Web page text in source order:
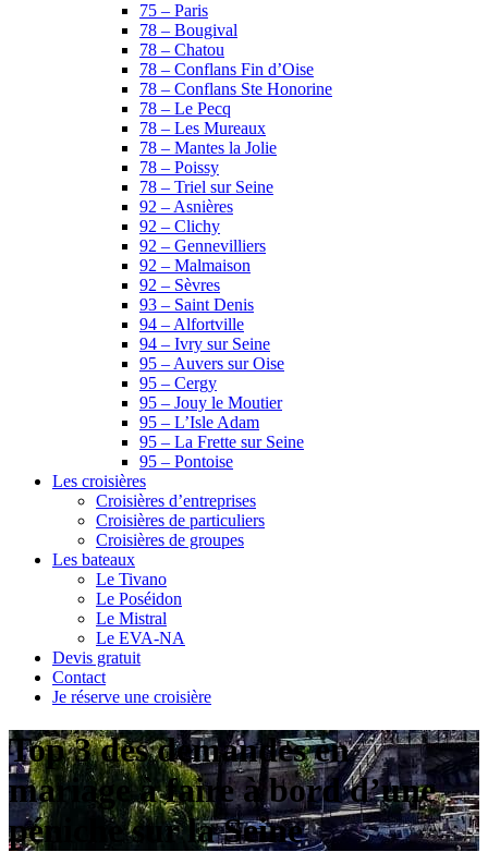
75 – Paris
78 – Bougival
78 – Chatou
78 – Conflans Fin d’Oise
78 – Conflans Ste Honorine
78 – Le Pecq
78 – Les Mureaux
78 – Mantes la Jolie
78 – Poissy
78 – Triel sur Seine
92 – Asnières
92 – Clichy
92 – Gennevilliers
92 – Malmaison
92 – Sèvres
93 – Saint Denis
94 – Alfortville
94 – Ivry sur Seine
95 – Auvers sur Oise
95 – Cergy
95 – Jouy le Moutier
95 – L’Isle Adam
95 – La Frette sur Seine
95 – Pontoise
Les croisières
Croisières d’entreprises
Croisières de particuliers
Croisières de groupes
Les bateaux
Le Tivano
Le Poséidon
Le Mistral
Le EVA-NA
Devis gratuit
Contact
Je réserve une croisière
Top 3 des demandes en
mariage à faire à bord d’une
péniche sur la Seine